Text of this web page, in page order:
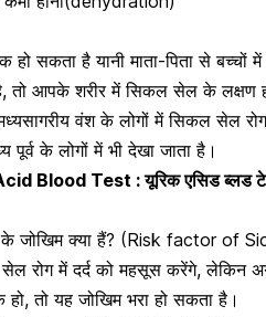
हो सकता है यानी माता-पिता से
तो आपके शरीर में सिकल सेल के लक्षण
वंश के लोगों में सिकल सेल
पूर्व के लोगों में भी देखा जाता है।
Blood Test : यूरिक एसिड ब्लड
जोखिम क्या हैं? (Risk factor of
रोग में दर्द को महसूस करेंगे, लेकिन
हो, तो यह जोखिम भरा हो सकता है।